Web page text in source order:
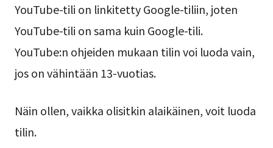
YouTube-tili on linkitetty Google-tiliin, joten
YouTube-tili on sama kuin Google-tili.
YouTube:n ohjeiden mukaan tilin voi luoda vain,
jos on vähintään 13-vuotias.
Näin ollen, vaikka olisitkin alaikäinen, voit luoda
tilin.